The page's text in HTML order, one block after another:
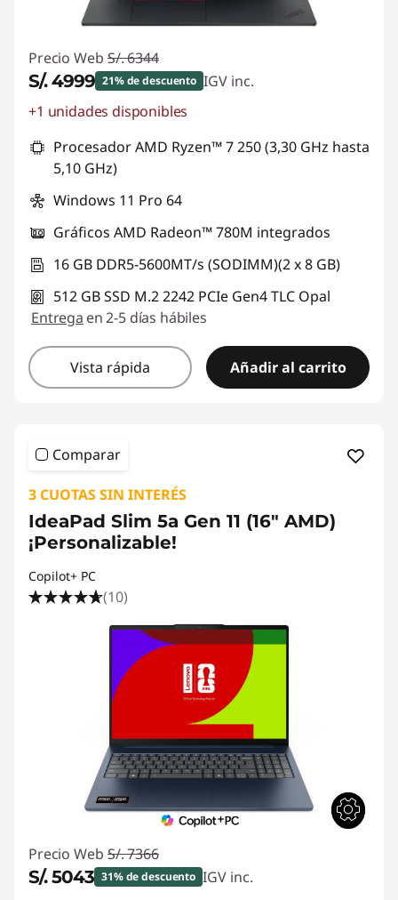
Precio Web S/. 6344
S/. 4999 21% de descuento IGV inc.
Ahorros instantáneos :
+1 unidades disponibles
Procesador AMD Ryzen™ 7 250 (3,30 GHz hasta
5,10 GHz)
Windows 11 Pro 64
Gráficos AMD Radeon™ 780M integrados
16 GB DDR5-5600MT/s (SODIMM)(2 x 8 GB)
512 GB SSD M.2 2242 PCIe Gen4 TLC Opal
Entrega en 2-5 días hábiles
Vista rápida Añadir al carrito
Comparar
3 CUOTAS SIN INTERÉS
IdeaPad Slim 5a Gen 11 (16″ AMD)
¡Personalizable!
Copilot+ PC
(10)
Precio Web S/. 7366
S/. 5043 31% de descuento IGV inc.